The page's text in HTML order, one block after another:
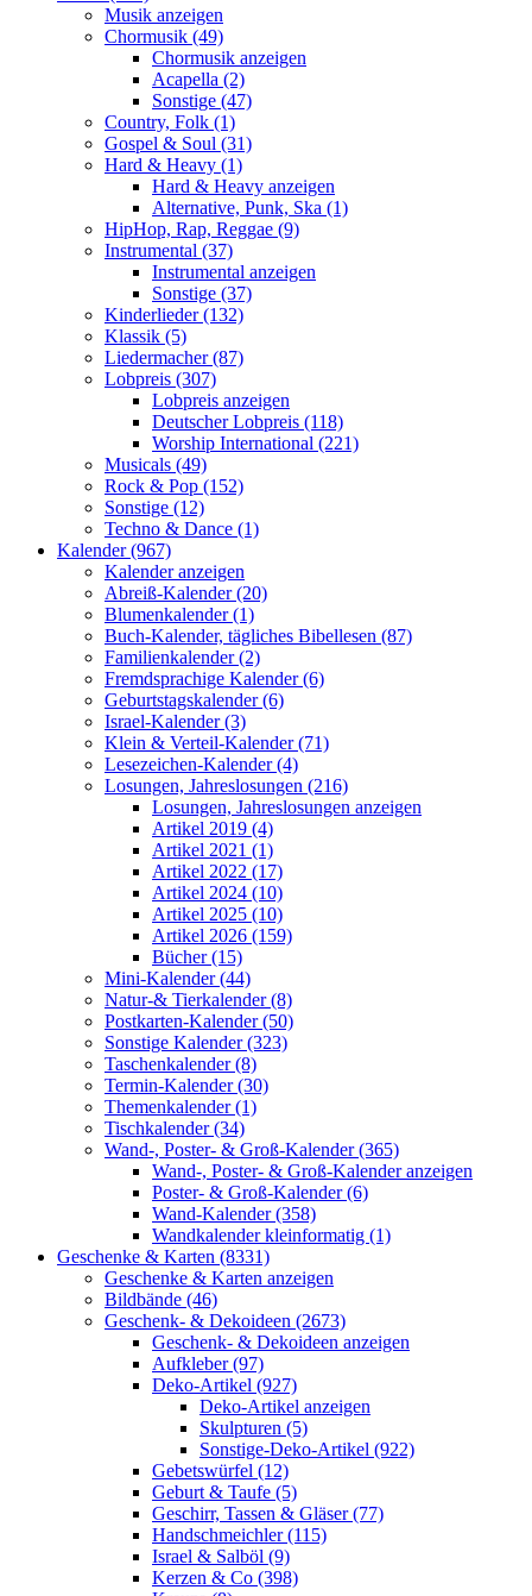
Musik anzeigen
Chormusik (49)
Chormusik anzeigen
Acapella (2)
Sonstige (47)
Country, Folk (1)
Gospel & Soul (31)
Hard & Heavy (1)
Hard & Heavy anzeigen
Alternative, Punk, Ska (1)
HipHop, Rap, Reggae (9)
Instrumental (37)
Instrumental anzeigen
Sonstige (37)
Kinderlieder (132)
Klassik (5)
Liedermacher (87)
Lobpreis (307)
Lobpreis anzeigen
Deutscher Lobpreis (118)
Worship International (221)
Musicals (49)
Rock & Pop (152)
Sonstige (12)
Techno & Dance (1)
Kalender (967)
Kalender anzeigen
Abreiß-Kalender (20)
Blumenkalender (1)
Buch-Kalender, tägliches Bibellesen (87)
Familienkalender (2)
Fremdsprachige Kalender (6)
Geburtstagskalender (6)
Israel-Kalender (3)
Klein & Verteil-Kalender (71)
Lesezeichen-Kalender (4)
Losungen, Jahreslosungen (216)
Losungen, Jahreslosungen anzeigen
Artikel 2019 (4)
Artikel 2021 (1)
Artikel 2022 (17)
Artikel 2024 (10)
Artikel 2025 (10)
Artikel 2026 (159)
Bücher (15)
Mini-Kalender (44)
Natur-& Tierkalender (8)
Postkarten-Kalender (50)
Sonstige Kalender (323)
Taschenkalender (8)
Termin-Kalender (30)
Themenkalender (1)
Tischkalender (34)
Wand-, Poster- & Groß-Kalender (365)
Wand-, Poster- & Groß-Kalender anzeigen
Poster- & Groß-Kalender (6)
Wand-Kalender (358)
Wandkalender kleinformatig (1)
Geschenke & Karten (8331)
Geschenke & Karten anzeigen
Bildbände (46)
Geschenk- & Dekoideen (2673)
Geschenk- & Dekoideen anzeigen
Aufkleber (97)
Deko-Artikel (927)
Deko-Artikel anzeigen
Skulpturen (5)
Sonstige-Deko-Artikel (922)
Gebetswürfel (12)
Geburt & Taufe (5)
Geschirr, Tassen & Gläser (77)
Handschmeichler (115)
Israel & Salböl (9)
Kerzen & Co (398)